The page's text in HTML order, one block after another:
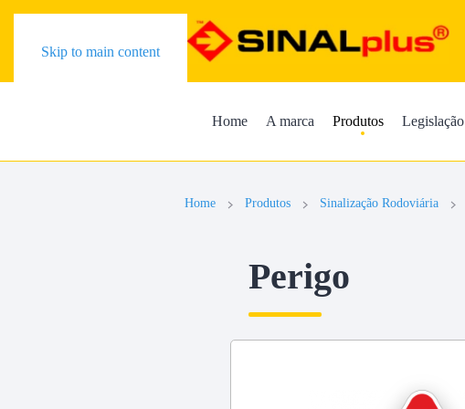
Skip to main content
Home A marca Produtos Legislação
Home Produtos Sinalização Rodoviária
Perigo